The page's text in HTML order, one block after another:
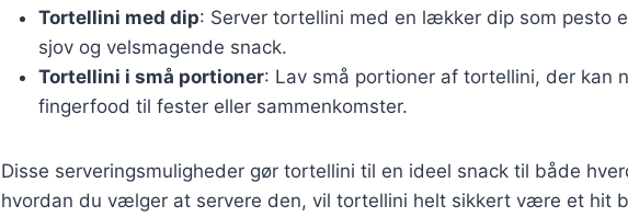
Tortellini med dip: Server tortellini med en lækker dip som pesto
sjov og velsmagende snack.
Tortellini i små portioner: Lav små portioner af tortellini, der kan
fingerfood til fester eller sammenkomster.
Disse serveringsmuligheder gør tortellini til en ideel snack til både
hvordan du vælger at servere den, vil tortellini helt sikkert være et hit